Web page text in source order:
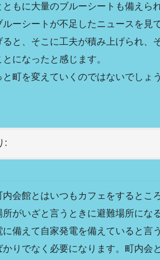
もに大量のブルーシートも備えら
ーシートが不足したニュースを見
と、そこに工夫が積み上げられ、
になったと感じます。
町を変えていくのではないでしょう
:
会館とはいつもカフェをするとこ
がいざと言うときに避難場所にな
備えて自家発電を備えていると言
りでなく必要になります。町内会